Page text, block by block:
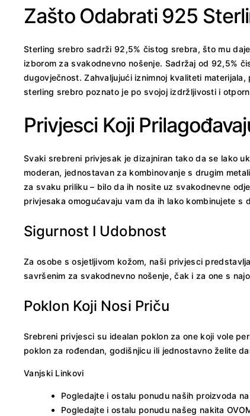
Zašto Odabrati 925
Sterling srebro sadrži 92,5% čistog srebra, što mu
izborom za svakodnevno nošenje. Sadržaj od 92,5%
dugovječnost. Zahvaljujući iznimnoj kvaliteti
sterling srebro poznato je po svojoj izdržljivosti i
Privjesci Koji
Svaki srebreni privjesak je dizajniran tako da se lako
moderan, jednostavan za kombinovanje s drugim
za svaku priliku – bilo da ih nosite uz svakodnevne
privjesaka omogućavaju vam da ih lako kombinujete
Sigurnost I Udobnost
Za osobe s osjetljivom kožom, naši privjesci
savršenim za svakodnevno nošenje, čak i za one s
Poklon Koji Nosi Priču
Srebreni privjesci su idealan poklon za one koji vole
poklon za rođendan, godišnjicu ili jednostavno želite
Vanjski Linkovi
Pogledajte i ostalu ponudu naših proizvoda na
Pogledajte i ostalu ponudu našeg nakita